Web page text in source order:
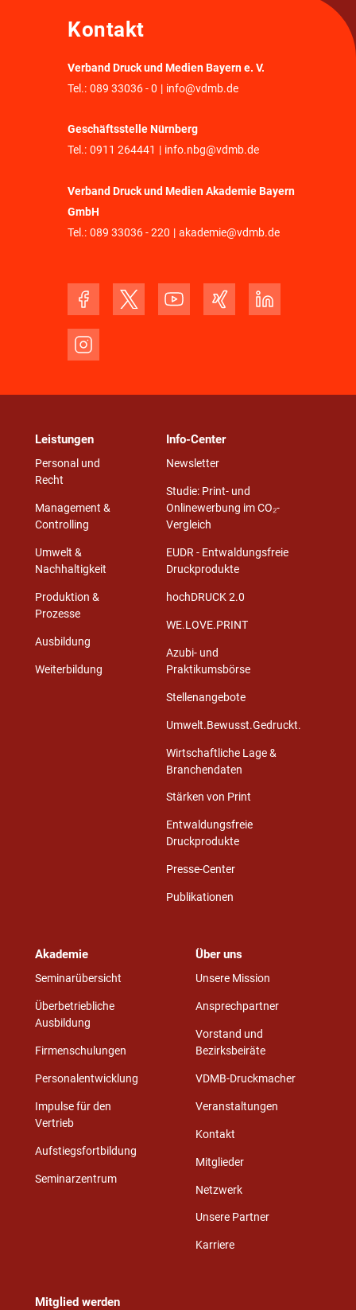
Kontakt
Verband Druck und Medien Bayern e. V.
Tel.: 089 33036 - 0 | info@vdmb.de
Geschäftsstelle Nürnberg
Tel.: 0911 264441 | info.nbg@vdmb.de
Verband Druck und Medien Akademie Bayern
GmbH
Tel.: 089 33036 - 220 | akademie@vdmb.de
Leistungen
Personal und
Recht
Management &
Controlling
Umwelt &
Nachhaltigkeit
Produktion &
Prozesse
Ausbildung
Weiterbildung
Info-Center
Newsletter
Studie: Print- und
Onlinewerbung im CO₂-
Vergleich
EUDR - Entwaldungsfreie
Druckprodukte
hochDRUCK 2.0
WE.LOVE.PRINT
Azubi- und
Praktikumsbörse
Stellenangebote
Umwelt.Bewusst.Gedruckt.
Wirtschaftliche Lage &
Branchendaten
Stärken von Print
Entwaldungsfreie
Druckprodukte
Presse-Center
Publikationen
Akademie
Seminarübersicht
Überbetriebliche
Ausbildung
Firmenschulungen
Personalentwicklung
Impulse für den
Vertrieb
Aufstiegsfortbildung
Seminarzentrum
Über uns
Unsere Mission
Ansprechpartner
Vorstand und
Bezirksbeiräte
VDMB-Druckmacher
Veranstaltungen
Kontakt
Mitglieder
Netzwerk
Unsere Partner
Karriere
Mitglied werden